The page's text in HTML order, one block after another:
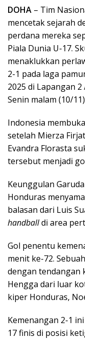
DOHA – Tim
mencetak sejarah
perdana mereka
Piala Dunia U-17.
menaklukkan
2-1 pada laga
2025 di Lapangan
Senin malam (10/
Indonesia
setelah Mierza
Evandra Florasta
tersebut menjadi
Keunggulan
Honduras
balasan dari Luis
handballdi area
Gol penentu
menit ke-72.
dengan tendangan
Hengga dari luar
kiper Honduras,
Kemenangan 2-1
17 finis di posisi